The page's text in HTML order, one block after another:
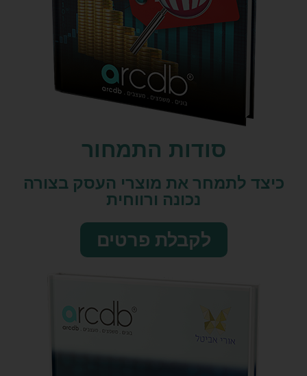
סודות התמחור
כיצד לתמחר את מוצרי העסק בצורה
נכונה ורווחית
לקבלת פרטים